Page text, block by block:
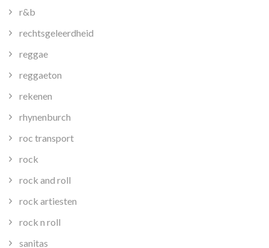
r&b
rechtsgeleerdheid
reggae
reggaeton
rekenen
rhynenburch
roc transport
rock
rock and roll
rock artiesten
rock n roll
sanitas